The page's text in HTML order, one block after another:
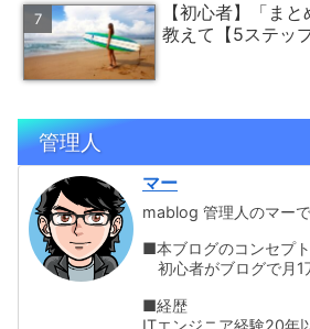
【初心者】「ま
教えて【5ステッ
管理人
マー
mablog 管理人のマーで
■本ブログのコンセプト
初心者がブログで月1
■経歴